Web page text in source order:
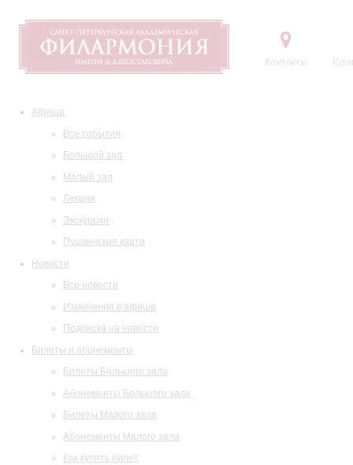
Контакты
Афиша
Все события
Большой зал
Малый зал
Лекции
Экскурсии
Пушкинская карта
Новости
Все новости
Изменения в афише
Подписка на новости
Билеты и абонементы
Билеты Большого зала
Абонементы Большого зала
Билеты Малого зала
Абонементы Малого зала
Как купить билет